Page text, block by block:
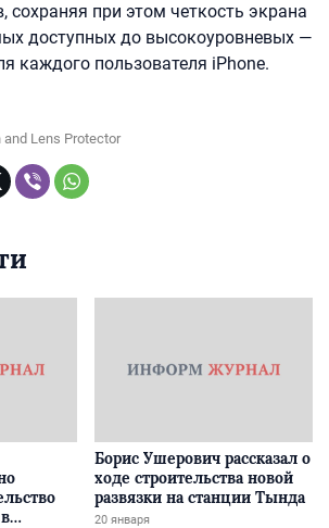
сохраняя при этом четкость экрана
доступных до высокоуровневых —
каждого пользователя iPhone.
and Lens Protector
Борис Ушерович рассказал о
ходе строительства новой
развязки на станции Тында
20 января